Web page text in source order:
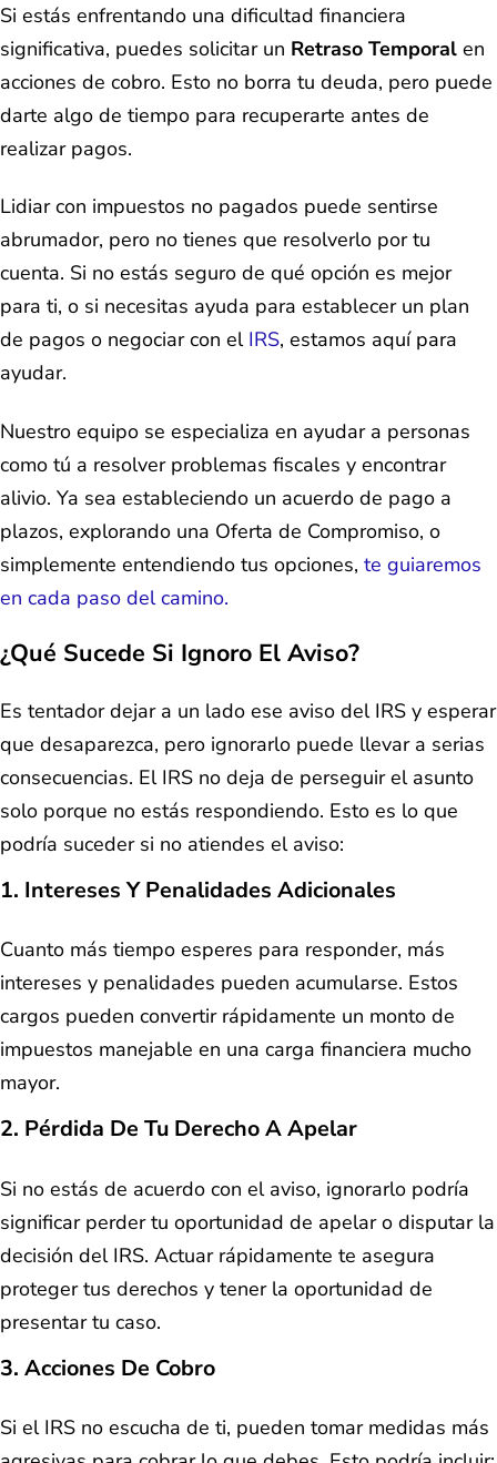
Si estás enfrentando una dificultad financiera
significativa, puedes solicitar un Retraso Temporal en
acciones de cobro. Esto no borra tu deuda, pero puede
darte algo de tiempo para recuperarte antes de
realizar pagos.
Lidiar con impuestos no pagados puede sentirse
abrumador, pero no tienes que resolverlo por tu
cuenta. Si no estás seguro de qué opción es mejor
para ti, o si necesitas ayuda para establecer un plan
de pagos o negociar con el IRS, estamos aquí para
ayudar.
Nuestro equipo se especializa en ayudar a personas
como tú a resolver problemas fiscales y encontrar
alivio. Ya sea estableciendo un acuerdo de pago a
plazos, explorando una Oferta de Compromiso, o
simplemente entendiendo tus opciones, te guiaremos
en cada paso del camino.
¿Qué Sucede Si Ignoro El Aviso?
Es tentador dejar a un lado ese aviso del IRS y esperar
que desaparezca, pero ignorarlo puede llevar a serias
consecuencias. El IRS no deja de perseguir el asunto
solo porque no estás respondiendo. Esto es lo que
podría suceder si no atiendes el aviso:
1. Intereses Y Penalidades Adicionales
Cuanto más tiempo esperes para responder, más
intereses y penalidades pueden acumularse. Estos
cargos pueden convertir rápidamente un monto de
impuestos manejable en una carga financiera mucho
mayor.
2. Pérdida De Tu Derecho A Apelar
Si no estás de acuerdo con el aviso, ignorarlo podría
significar perder tu oportunidad de apelar o disputar la
decisión del IRS. Actuar rápidamente te asegura
proteger tus derechos y tener la oportunidad de
presentar tu caso.
3. Acciones De Cobro
Si el IRS no escucha de ti, pueden tomar medidas más